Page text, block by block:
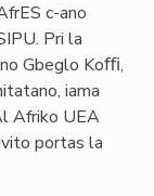
c-ano
Pri la
Gbeglo Koﬃ,
iama
Afriko UEA
portas la